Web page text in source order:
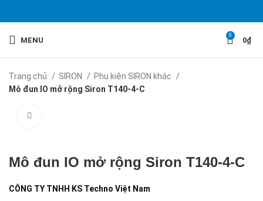
MENU
0
0₫
Trang chủ SIRON
Phụ kiện SIRON khác
Mô đun IO mở rộng Siron T140-4-C
Mô đun IO mở rộng Siron T140-4-C
CÔNG TY TNHH KS Techno Việt Nam